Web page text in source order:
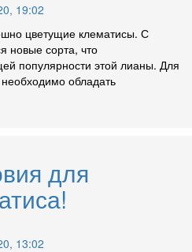
19:02
цветущие клематисы. С
новые сорта, что
популярности этой лианы. Для
обладать
для
13:02